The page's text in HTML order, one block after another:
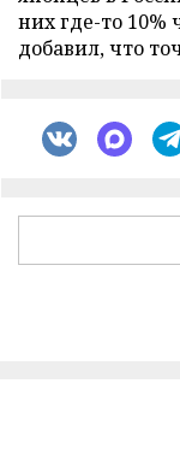
них где-то 10%
добавил, что